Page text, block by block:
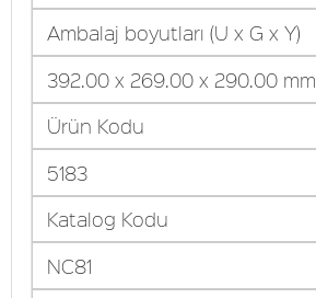
Ambalaj boyutları (U x G x Y)
392.00 x 269.00 x 290.00 mm
Ürün Kodu
5183
Katalog Kodu
NC81